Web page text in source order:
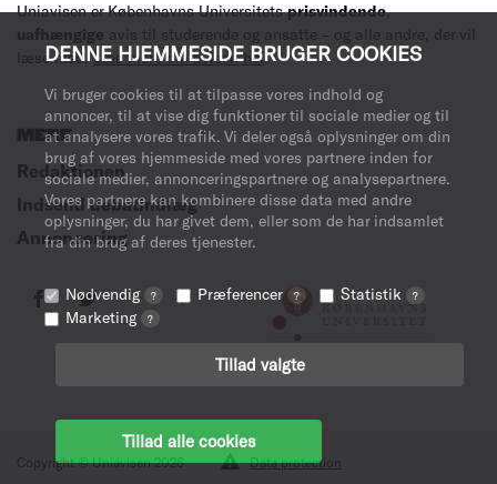
DENNE HJEMMESIDE BRUGER COOKIES
Vi bruger cookies til at tilpasse vores indhold og
annoncer, til at vise dig funktioner til sociale medier og til
at analysere vores trafik. Vi deler også oplysninger om din
brug af vores hjemmeside med vores partnere inden for
sociale medier, annonceringspartnere og analysepartnere.
Vores partnere kan kombinere disse data med andre
oplysninger, du har givet dem, eller som de har indsamlet
fra din brug af deres tjenester.
Nødvendig ? Præferencer ? Statistik ?
Marketing ?
Tillad valgte
Tillad alle cookies
Uniavisen er Københavns Universitetsprisvindende,
uafhængige avis til studerende og ansatte – og alle andre, der vil
læse med.Læs mere om avisen her.
MERE
Redaktionen
Indsend debatindlæg
Annoncering
Copyright © Uniavisen 2026 Data protection